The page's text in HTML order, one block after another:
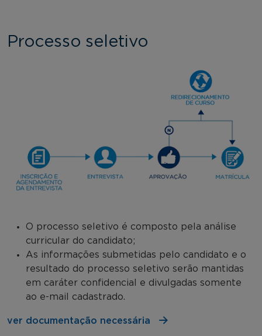
Processo seletivo
O processo seletivo é composto pela análise
curricular do candidato;
As informações submetidas pelo candidato e o
resultado do processo seletivo serão mantidas
em caráter confidencial e divulgadas somente
ao e-mail cadastrado.
ver documentação necessária